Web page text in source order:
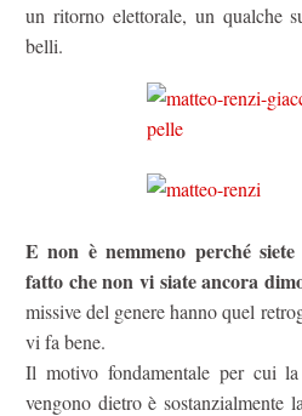
un ritorno elettorale, un qualche
belli.
E non è nemmeno perché
fatto che non vi siate ancora
missive del genere hanno quel
vi fa bene.
Il motivo fondamentale per cui
vengono dietro è sostanzialmente